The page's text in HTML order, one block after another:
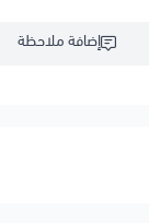
إضافة ملاحظة